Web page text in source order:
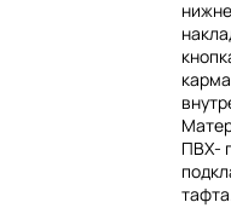
ПВХ-